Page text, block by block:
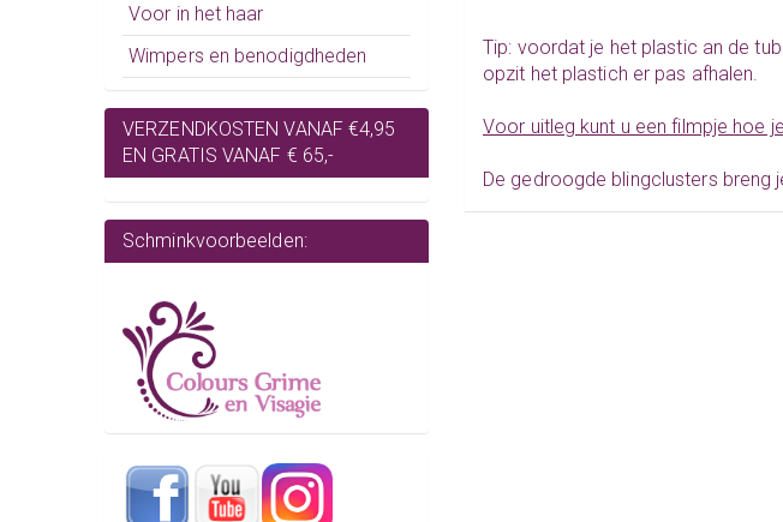
Voor in het haar
Wimpers en benodigdheden
VERZENDKOSTEN VANAF €4,95
EN GRATIS VANAF € 65,-
Schminkvoorbeelden:
Tip: voordat je het plastic an de
opzit het plastich er pas afhalen.
Voor uitleg kunt u een filmpje hoe
De gedroogde blingclusters breng